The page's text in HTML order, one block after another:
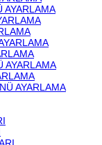
AYARLAMA
AYARLAMA
AYARLAMA